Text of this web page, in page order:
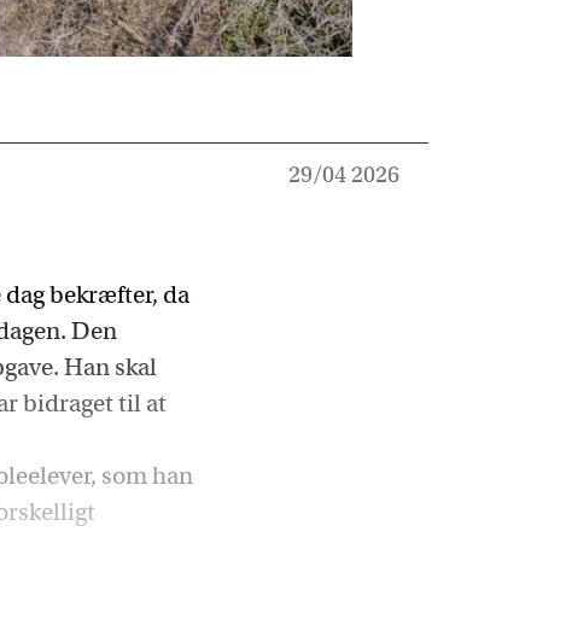
29/04 2026
bekræfter, da
Den
Han skal
bidraget til at
som han